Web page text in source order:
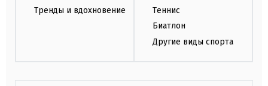
Тренды и вдохновение
Теннис
Биатлон
Другие виды спорта